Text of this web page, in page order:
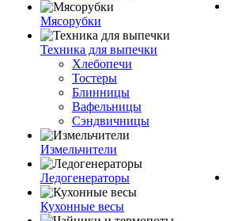
Мясорубки
Техника для выпечки
Хлебопечи
Тостеры
Блинницы
Вафельницы
Сэндвичницы
Измельчители
Ледогенераторы
Кухонные весы